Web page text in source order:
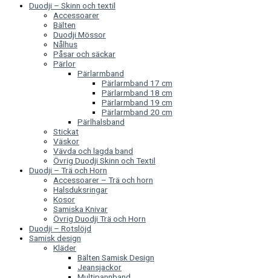
Duodji – Skinn och textil
Accessoarer
Bälten
Duodji Mössor
Nålhus
Påsar och säckar
Pärlor
Pärlarmband
Pärlarmband 17 cm
Pärlarmband 18 cm
Pärlarmband 19 cm
Pärlarmband 20 cm
Pärlhalsband
Stickat
Väskor
Vävda och lagda band
Övrig Duodji Skinn och Textil
Duodji – Trä och Horn
Accessoarer – Trä och horn
Halsduksringar
Kosor
Samiska Knivar
Övrig Duodji Trä och Horn
Duodji – Rotslöjd
Samisk design
Kläder
Bälten Samisk Design
Jeansjackor